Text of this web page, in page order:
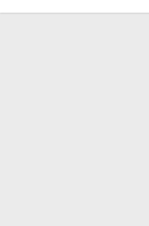
со медал од
„продаде